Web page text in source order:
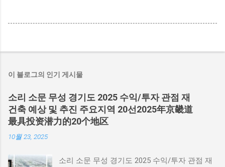
이 블로그의 인기 게시물
소리 소문 무성 경기도 2025 수익/투자 관점 재
건축 예상 및 추진 주요지역 20선2025年京畿道
最具投资潜力的20个地区
10월 23, 2025
소리 소문 무성 경기도 2025 수익/투자 관점 재